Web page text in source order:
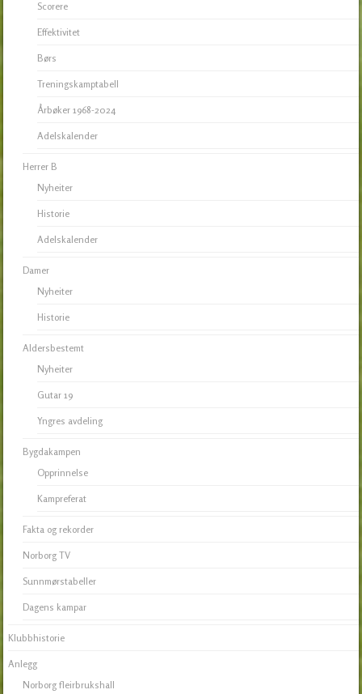
Scorere
Effektivitet
Børs
Treningskamptabell
Årbøker 1968-2024
Adelskalender
Herrer B
Nyheiter
Historie
Adelskalender
Damer
Nyheiter
Historie
Aldersbestemt
Nyheiter
Gutar 19
Yngres avdeling
Bygdakampen
Opprinnelse
Kampreferat
Fakta og rekorder
Norborg TV
Sunnmørstabeller
Dagens kampar
Klubbhistorie
Anlegg
Norborg fleirbrukshall